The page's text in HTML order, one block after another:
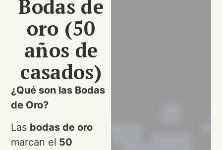
Bodas de
oro (50
años de
casados)
¿Qué son las Bodas
de Oro?
Las bodas de oro
marcan el 50